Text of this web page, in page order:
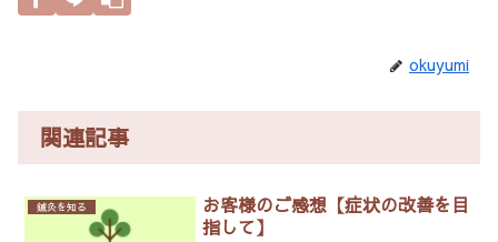
okuyumi
関連記事
鍼灸を知る
お客様のご感想【症状の改善を目
指して】